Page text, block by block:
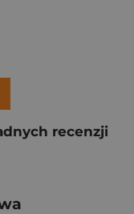
recenzji